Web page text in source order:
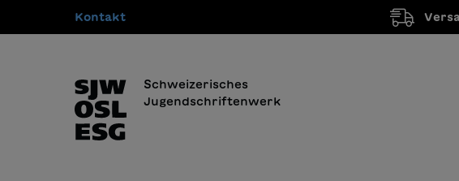
Zur Hauptnavigation springen
Kontakt
Schweizerisches
Jugendschriftenwerk